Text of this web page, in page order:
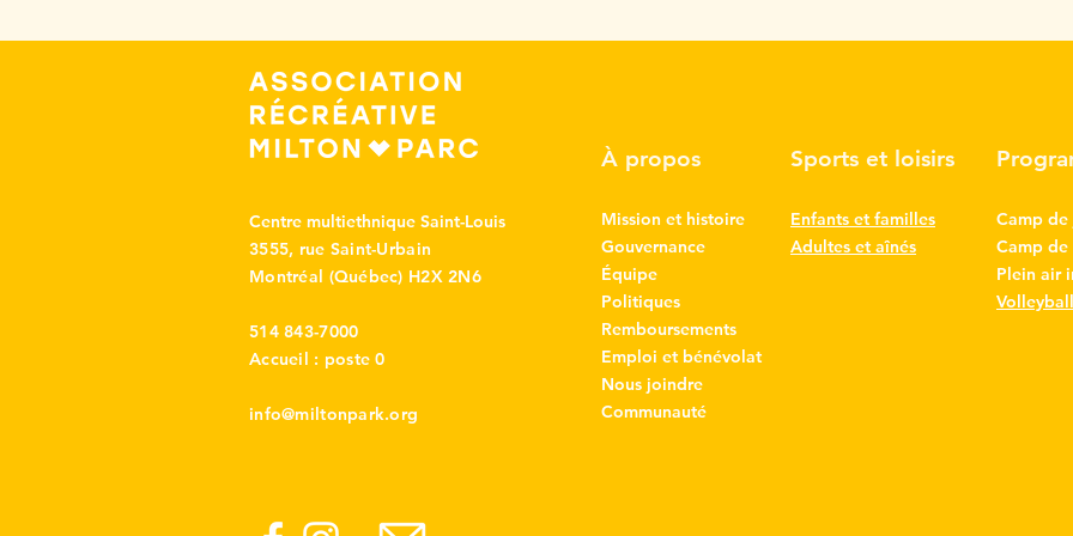
Centre multiethnique Saint-Louis
3555, rue Saint-Urbain
Montréal (Québec) H2X 2N6
514 843-7000
Accueil : poste 0
info@miltonpark.org
À propos
Mission et histoire
Gouvernance
Équipe
Politiques
Remboursements
Emploi et bénévolat
Nous joindre
Communauté
Sports et loisirs
Enfants et familles
Adultes et aînés
Camp
Camp de
Plein air